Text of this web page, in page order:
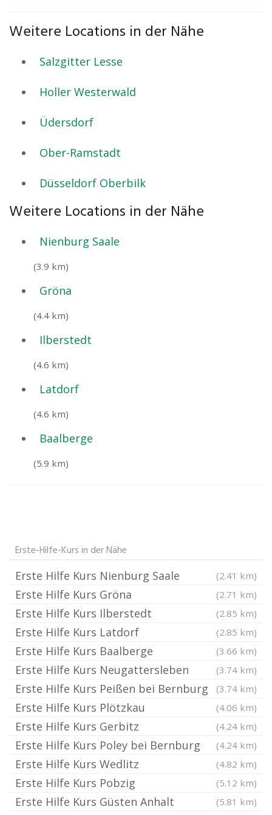
Weitere Locations in der Nähe
Salzgitter Lesse
Holler Westerwald
Üdersdorf
Ober-Ramstadt
Düsseldorf Oberbilk
Weitere Locations in der Nähe
Nienburg Saale
(3.9 km)
Gröna
(4.4 km)
Ilberstedt
(4.6 km)
Latdorf
(4.6 km)
Baalberge
(5.9 km)
Erste-Hilfe-Kurs in der Nähe
Erste Hilfe Kurs Nienburg Saale (2.41 km)
Erste Hilfe Kurs Gröna (2.71 km)
Erste Hilfe Kurs Ilberstedt (2.85 km)
Erste Hilfe Kurs Latdorf (2.85 km)
Erste Hilfe Kurs Baalberge (3.66 km)
Erste Hilfe Kurs Neugattersleben (3.74 km)
Erste Hilfe Kurs Peißen bei Bernburg (3.74 km)
Erste Hilfe Kurs Plötzkau (4.06 km)
Erste Hilfe Kurs Gerbitz (4.24 km)
Erste Hilfe Kurs Poley bei Bernburg (4.24 km)
Erste Hilfe Kurs Wedlitz (4.82 km)
Erste Hilfe Kurs Pobzig (5.12 km)
Erste Hilfe Kurs Güsten Anhalt (5.81 km)